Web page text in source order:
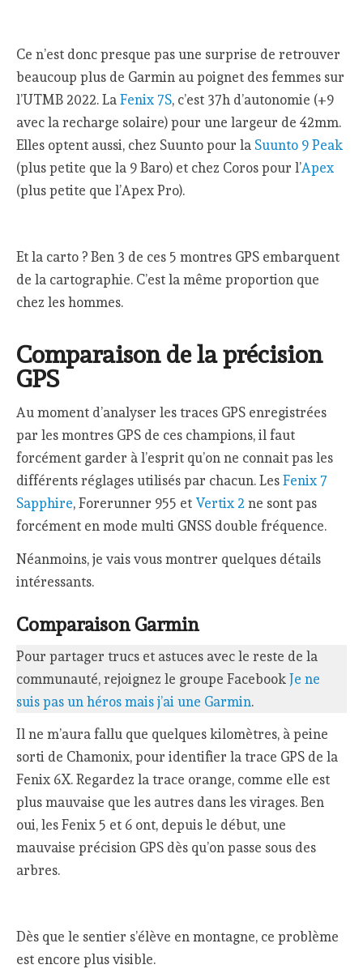
Ce n’est donc presque pas une surprise de retrouver
beaucoup plus de Garmin au poignet des femmes sur
l’UTMB 2022. LaFenix 7S, c’est 37h d’autonomie (+9
avec la recharge solaire) pour une largeur de 42mm.
Elles optent aussi, chez Suunto pour la Suunto 9 Peak
(plus petite que la 9 Baro) et chez Coros pour l’Apex
(plus petite que l’Apex Pro).
Et la carto ? Ben 3 de ces 5 montres GPS embarquent
de la cartographie. C’est la même proportion que
chez les hommes.
Comparaison de la précision
GPS
Au moment d’analyser les traces GPS enregistrées
par les montres GPS de ces champions, il faut
forcément garder à l’esprit qu’on ne connait pas les
différents réglages utilisés par chacun. LesFenix 7
Sapphire, Forerunner 955 et Vertix 2 ne sont pas
forcément en mode multi GNSS double fréquence.
Néanmoins, je vais vous montrer quelques détails
intéressants.
Comparaison Garmin
Pour partager trucs et astuces avec le reste de la
communauté, rejoignez le groupe FacebookJe ne
suis pas un héros mais j’ai une Garmin.
Il ne m’aura fallu que quelques kilomètres, à peine
sorti de Chamonix, pour identifier la trace GPS de la
Fenix 6X. Regardez la trace orange, comme elle est
plus mauvaise que les autres dans les virages. Ben
oui, les Fenix 5 et 6 ont, depuis le début, une
mauvaise précision GPS dès qu’on passe sous des
arbres.
Dès que le sentier s’élève en montagne, ce problème
est encore plus visible.